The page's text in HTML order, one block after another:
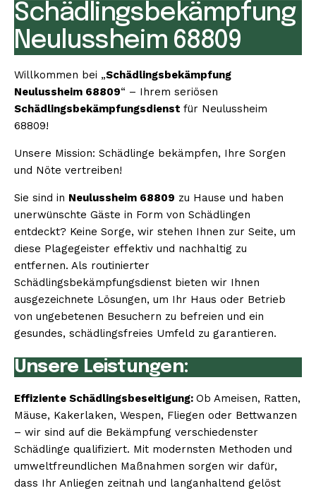
Schädlingsbekämpfung
Neulussheim 68809
Willkommen bei „Schädlingsbekämpfung
Neulussheim 68809“ – Ihrem seriösen
Schädlingsbekämpfungsdienst für Neulussheim
68809!
Unsere Mission: Schädlinge bekämpfen, Ihre Sorgen
und Nöte vertreiben!
Sie sind in Neulussheim 68809 zu Hause und haben
unerwünschte Gäste in Form von Schädlingen
entdeckt? Keine Sorge, wir stehen Ihnen zur Seite, um
diese Plagegeister effektiv und nachhaltig zu
entfernen. Als routinierter
Schädlingsbekämpfungsdienst bieten wir Ihnen
ausgezeichnete Lösungen, um Ihr Haus oder Betrieb
von ungebetenen Besuchern zu befreien und ein
gesundes, schädlingsfreies Umfeld zu garantieren.
Unsere Leistungen:
Effiziente Schädlingsbeseitigung: Ob Ameisen, Ratten,
Mäuse, Kakerlaken, Wespen, Fliegen oder Bettwanzen
– wir sind auf die Bekämpfung verschiedenster
Schädlinge qualifiziert. Mit modernsten Methoden und
umweltfreundlichen Maßnahmen sorgen wir dafür,
dass Ihr Anliegen zeitnah und langanhaltend gelöst